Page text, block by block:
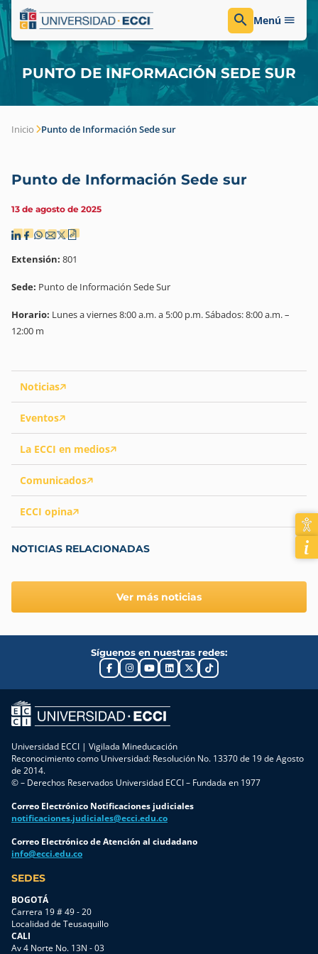
Menú
PUNTO DE INFORMACIÓN SEDE SUR
Inicio Punto de Información Sede sur
Noticias
Eventos
La ECCI en medios
Comunicados
ECCI opina
NOTICIAS RELACIONADAS
Ver más noticias
Punto de Información Sede sur
13 de agosto de 2025
Extensión: 801
Sede: Punto de Información Sede Sur
Horario: Lunes a viernes 8:00 a.m. a 5:00 p.m. Sábados: 8:00 a.m. –
12:00 m
Síguenos en nuestras redes:
Universidad ECCI | Vigilada Mineducación
Reconocimiento como Universidad: Resolución No. 13370 de 19 de Agosto
de 2014.
© – Derechos Reservados Universidad ECCI – Fundada en 1977
Correo Electrónico Notificaciones judiciales
notificaciones.judiciales@ecci.edu.co
Correo Electrónico de Atención al ciudadano
info@ecci.edu.co
SEDES
BOGOTÁ
Carrera 19 # 49 - 20
Localidad de Teusaquillo
CALI
Av 4 Norte No. 13N - 03